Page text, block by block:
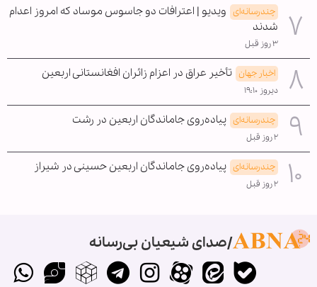
چندرسانه‌ای ویدیو | اعترافات دو جاسوس موساد که امروز اعدام
شدند
۳ روز قبل
اخبار جهان تأخیر عراق در اعزام زائران افغانستانی اربعین
دیروز ۱۹:۱۰
چندرسانه‌ای پیاده‌روی جاماندگان اربعین در رشت
۲ روز قبل
چندرسانه‌ای پیاده‌روی جاماندگان اربعین حسینی در شیراز
۲ روز قبل
صدای شیعیان بی‌رسانه